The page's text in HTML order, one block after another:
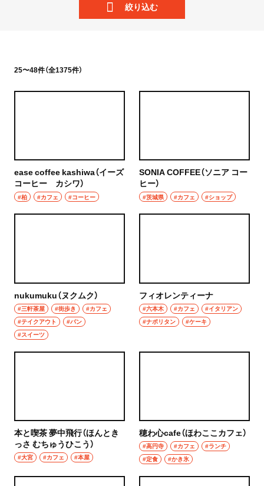
山形県
福島県
守谷
取手
前橋
高崎
埼玉県
越谷
春日部
大宮・浦和
喫茶・カフェ
コーヒー
ラーメン・つけ麺
ラーメン
食べ歩き
ランチ
カレー
海鮮
鍋
絞り込む
25〜48件（全1375件）
ease coffee kashiwa（イーズ
コーヒー カシワ）
#柏 #カフェ #コーヒー
SONIA COFFEE（ソニア コー
ヒー）
#茨城県 #カフェ #ショップ
nukumuku（ヌクムク）
#三軒茶屋 #街歩き
#カフェ
#テイクアウト
#パン
#スイーツ
フィオレンティーナ
#六本木 #カフェ
#イタリアン
#ナポリタン
#ケーキ
本と喫茶 夢中飛行（ほんとき
っさ むちゅうひこう）
#大宮 #カフェ #本屋
穂わ心cafe（ほわここカフェ）
#高円寺 #カフェ
#ランチ
#定食
#かき氷